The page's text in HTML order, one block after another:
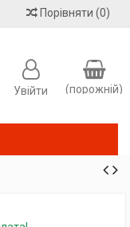
Порівняти (0)
(порожній)
Увійти